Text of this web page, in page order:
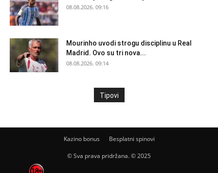
08.08.2026. 09:16
Mourinho uvodi strogu disciplinu u Real
Madrid. Ovo su tri nova...
08.08.2026. 09:14
Tipovi
Kazino bonus Besplatni spinovi
© Sva prava pridržana. © 2025